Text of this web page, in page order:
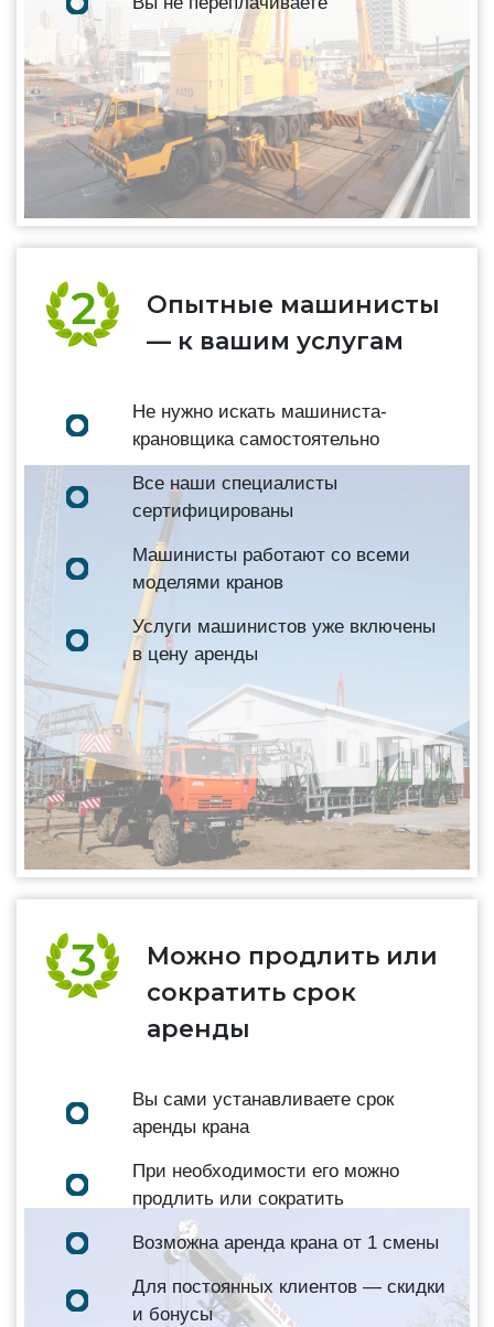
Опытные машинисты
— к вашим услугам
Не нужно искать машиниста-
крановщика самостоятельно
Все наши специалисты
сертифицированы
Машинисты работают со всеми
моделями кранов
Услуги машинистов уже включены
в цену аренды
Можно продлить или
сократить срок
аренды
Вы сами устанавливаете срок
аренды крана
При необходимости его можно
продлить или сократить
Возможна аренда крана от 1 смены
Для постоянных клиентов — скидки
и бонусы